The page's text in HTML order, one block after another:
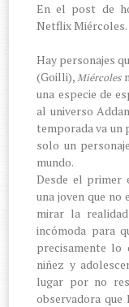
En el post de
Netflix Miércoles.
Hay personajes
(Goilli),Miércoles
una especie de
al universo
temporada va un
solo un
mundo.
Desde el primer
una joven que no
mirar la
incómoda para
precisamente lo
niñez y
lugar por no
observadora